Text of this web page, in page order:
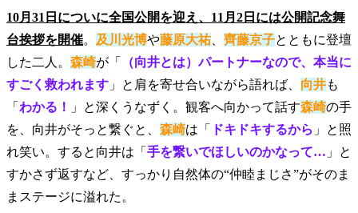
10月31日についに全国公開を迎え、11月2日には公開記念舞
台挨拶を開催。 及川光博や藤原大祐、 齊藤京子とともに登壇
した二人。 森崎が「 （向井とは）パートナーなので、本当に
すごく救われます 」と肩を寄せ合いながら語れば、 向井も
「 わかる！ 」と深くうなずく。観客へ向かって話す森崎の手
を、向井がそっと繋ぐと、 森崎は「 ドキドキするから 」と照
れ笑い。すると向井は「 手を繋いでほしいのかなって… 」と
すかさず返すなど、すっかり自然体の“仲睦まじさ”がそのま
まステージに溢れた。